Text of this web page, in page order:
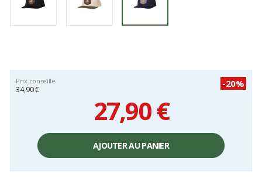
Prix conseillé
34,90 €
-20%
27,90 €
unitaire,
AJOUTER AU PANIER